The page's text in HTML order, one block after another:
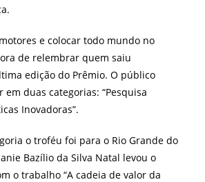
e colocar todo mundo no
de relembrar quem saiu
edição do Prêmio. O público
em duas categorias: “Pesquisa
Inovadoras”.
o troféu foi para o Rio Grande do
Bazílio da Silva Natal levou o
o trabalho “A cadeia de valor da